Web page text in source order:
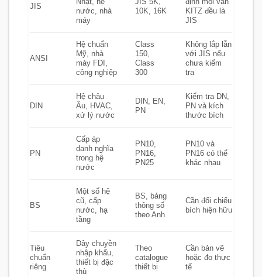
JIS
Nhật, hệ
nước, nhà
máy
JIS 5K,
10K, 16K
định mọi van
KITZ đều là
JIS
ANSI
Hệ chuẩn
Mỹ, nhà
máy FDI,
công nghiệp
Class
150,
Class
300
Không lắp lẫn
với JIS nếu
chưa kiểm
tra
DIN
Hệ châu
Âu, HVAC,
xử lý nước
DIN, EN,
PN
Kiểm tra DN,
PN và kích
thước bích
PN
Cấp áp
danh nghĩa
trong hệ
nước
PN10,
PN16,
PN25
PN10 và
PN16 có thể
khác nhau
BS
Một số hệ
cũ, cấp
nước, hạ
tầng
BS, bảng
thông số
theo Anh
Cần đối chiếu
bích hiện hữu
Tiêu
chuẩn
riêng
Dây chuyền
nhập khẩu,
thiết bị đặc
thù
Theo
catalogue
thiết bị
Cần bản vẽ
hoặc đo thực
tế